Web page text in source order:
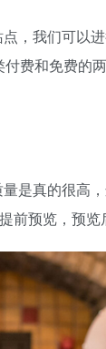
，我们可以
费和免费的
是真的很高
预览，预览